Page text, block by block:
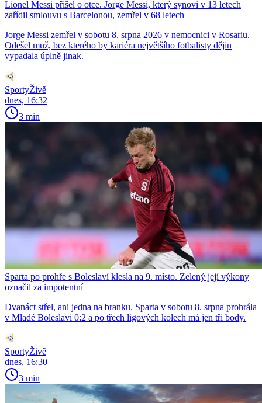
Lionel Messi přišel o otce. Jorge Messi, který synovi v 13 letech
zařídil smlouvu s Barcelonou, zemřel v 68 letech
Jorge Messi zemřel v sobotu 8. srpna 2026 v nemocnici v Rosariu.
Odešel muž, bez kterého by kariéra největšího fotbalisty dějin
vypadala úplně jinak.
SportyŽivě
dnes, 16:32
3 min
Sparta po prohře s Boleslaví klesla na 9. místo. Zelený její výkony
označil za impotentní
Dvanáct střel, ani jedna na branku. Sparta v sobotu 8. srpna prohrála
v Mladé Boleslavi 0:2 a po třech ligových kolech má jen tři body.
SportyŽivě
dnes, 16:30
3 min